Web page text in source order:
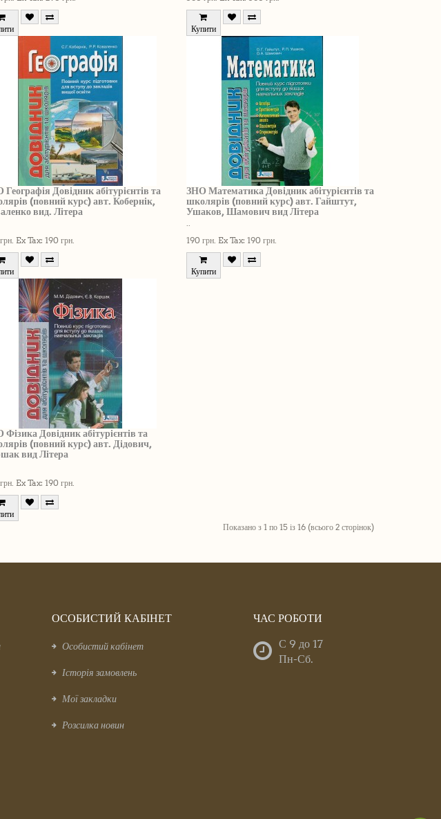
Купити
Довідник абітурієнтів та
(повний курс) авт. Кобернік,
вид. Літера
Ex Tax: 190 грн.
ЗНО Математика Довідник абітурієнтів та
школярів (повний курс) авт. Гайштут,
Ушаков, Шамович вид Літера
190 грн. Ex Tax: 190 грн.
Купити
Довідник абітурієнтів та
(повний курс) авт. Дідович,
вид Літера
Ex Tax: 190 грн.
Показано з 1 по 15 із 16 (всього 2 сторінок)
ОСОБИСТИЙ КАБІНЕТ
Особистий кабінет
Історія замовлень
Мої закладки
Розсилка новин
ЧАС РОБОТИ
С 9 до 17
Пн-Сб.